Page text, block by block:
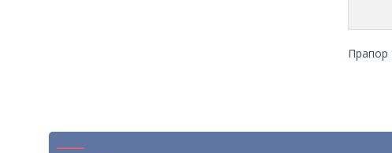
Прапор